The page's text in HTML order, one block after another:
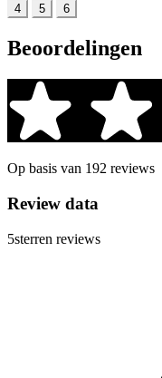
4
5 6
Beoordelingen
Op basis van 192 reviews
Review data
5sterren reviews